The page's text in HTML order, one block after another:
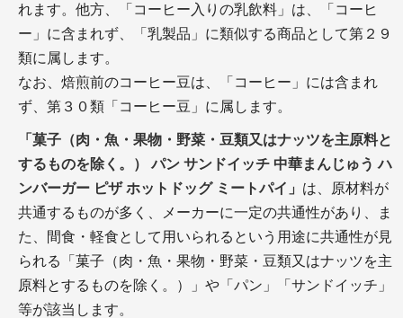
れます。他方、「コーヒー入りの乳飲料」は、「コーヒ
ー」に含まれず、「乳製品」に類似する商品として第２９
類に属します。
なお、焙煎前のコーヒー豆は、「コーヒー」には含まれ
ず、第３０類「コーヒー豆」に属します。
「菓子（肉・魚・果物・野菜・豆類又はナッツを主原料と
するものを除く。） パン サンドイッチ 中華まんじゅう ハ
ンバーガー ピザ ホットドッグ ミートパイ」 は、原材料が
共通するものが多く、メーカーに一定の共通性があり、ま
た、間食・軽食として用いられるという用途に共通性が見
られる「菓子（肉・魚・果物・野菜・豆類又はナッツを主
原料とするものを除く。）」や「パン」「サンドイッチ」
等が該当します。